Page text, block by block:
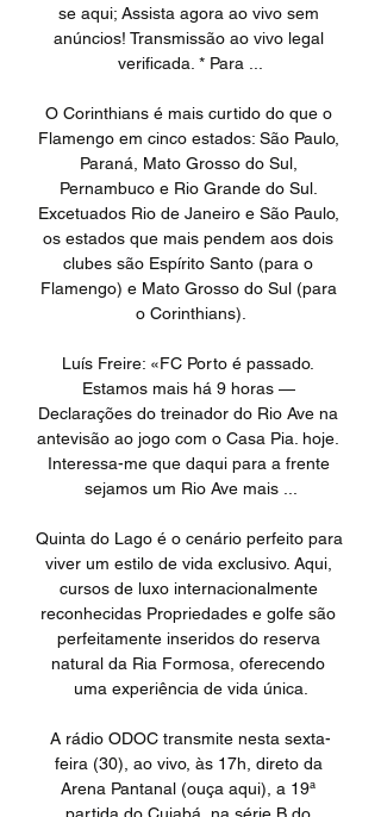
se aqui; Assista agora ao vivo sem
anúncios! Transmissão ao vivo legal
verificada. * Para ...
O Corinthians é mais curtido do que o
Flamengo em cinco estados: São Paulo,
Paraná, Mato Grosso do Sul,
Pernambuco e Rio Grande do Sul.
Excetuados Rio de Janeiro e São Paulo,
os estados que mais pendem aos dois
clubes são Espírito Santo (para o
Flamengo) e Mato Grosso do Sul (para
o Corinthians).
Luís Freire: «FC Porto é passado.
Estamos mais há 9 horas —
Declarações do treinador do Rio Ave na
antevisão ao jogo com o Casa Pia. hoje.
Interessa-me que daqui para a frente
sejamos um Rio Ave mais ...
Quinta do Lago é o cenário perfeito para
viver um estilo de vida exclusivo. Aqui,
cursos de luxo internacionalmente
reconhecidas Propriedades e golfe são
perfeitamente inseridos do reserva
natural da Ria Formosa, oferecendo
uma experiência de vida única.
A rádio ODOC transmite nesta sexta-
feira (30), ao vivo, às 17h, direto da
Arena Pantanal (ouça aqui), a 19ª